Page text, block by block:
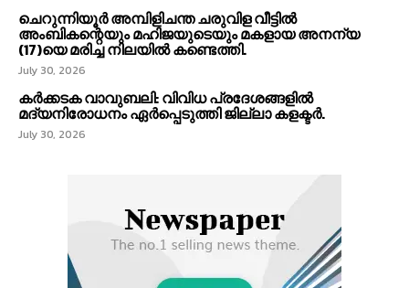
ചെറുന്നിയൂർ അമ്പിളിചന്ത ചരുവിള വീട്ടിൽ
അംബികന്റെയും മഹിജയുടെയും മകളായ അനന്യ
(17)യെ മരിച്ച നിലയിൽ കണ്ടെത്തി.
July 30, 2026
കര്‍ക്കടക വാവുബലി: വിവിധ പ്രദേശങ്ങളില്‍
മദ്യനിരോധനം ഏര്‍പ്പെടുത്തി ജില്ലാ കളക്ടര്‍.
July 30, 2026